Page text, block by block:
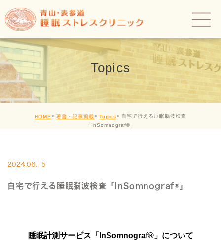
Topics
HOME 著書・記事掲載 Topics
自宅で行える睡眠脳波検査
「InSomnograf®」
2024.06.15
自宅で行える睡眠脳波検査「InSomnograf®」
睡眠計測サービス「InSomnograf®」について